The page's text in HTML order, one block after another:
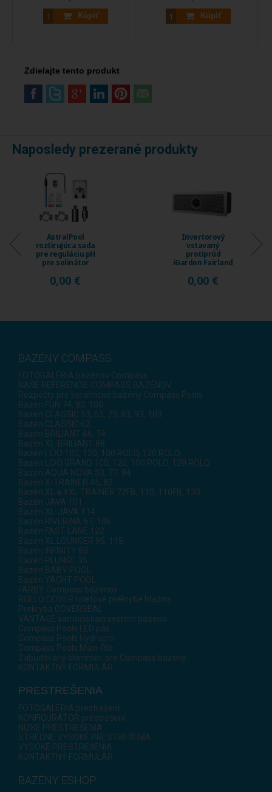
Kúpiť Kúpiť
Zdielajte tento produkt
Naposledy prezerané produkty
Invertorový
vstavaný
protiprúd
iGarden Fairland
230 ...
0,00 €
Invertorový
vstavaný
protiprúd
iGarden Fairland
120 ...
0,00 €
BAZÉNY COMPASS
FOTOGALÉRIA bazénov Compass
NAŠE REFERENCIE COMPASS BAZÉNOV
Rozpočty pre keramické bazény Compass Pools
Bazén FUN 74, 80, 100
Bazén CLASSIC 53, 63, 73, 83, 93, 103
Bazén CLASSIC 62
Bazén BRILIANT 66, 74
Bazén XL-BRILIANT 88
Bazén LIDO 100, 120, 100 ROLO, 120 ROLO
Bazén LIDO GRAND 100, 120, 100 ROLO, 120 ROLO
Bazén AQUA NOVA 53, 77, 84
Bazén X-TRAINER 45, 82
Bazén XL a XXL TRAINER 72FB, 110, 110FB, 133
Bazén JAVA 101
Bazén XL-JAVA 114
Bazén RIVERINA 67, 106
Bazén FAST LANE 122
Bazén XL LOUNGER 95, 115
Bazén INFINITY 80
Bazén PLUNGE 35
Bazén BABY POOL
Bazén YACHT POOL
FARBY Compass bazénov
ROLLO COVER roletové prekrytie hladiny
Prekrytia COVERSEAL
VANTAGE samočistiaci systém bazéna
Compass Pools LED pás
Compass Pools Hydropro
Compass Pools Maxi-Rib
Zabudovaný skimmer, pre Compass bazény
KONTAKTNÝ FORMULÁR
PRESTREŠENIA
FOTOGALÉRIA prestrešení
KONFIGURÁTOR prestrešení
NÍZKE PRESTREŠENIA
STREDNE VYSOKÉ PRESTREŠENIA
VYSOKÉ PRESTREŠENIA
KONTAKTNÝ FORMULÁR
BAZÉNY ESHOP